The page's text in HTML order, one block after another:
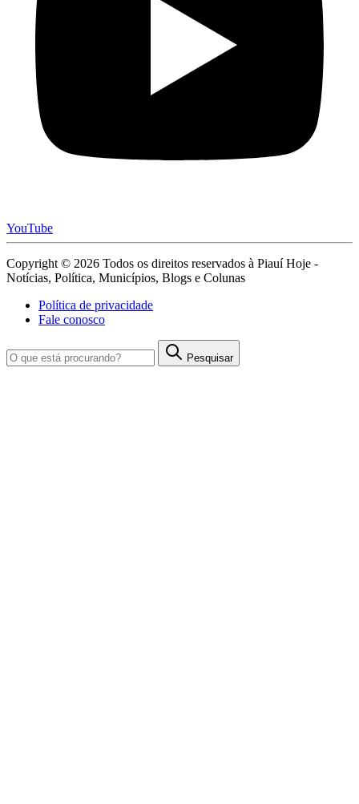
YouTube
Copyright © 2026 Todos os direitos reservados à Piauí Hoje -
Notícias, Política, Municípios, Blogs e Colunas
Política de privacidade
Fale conosco
Pesquisar